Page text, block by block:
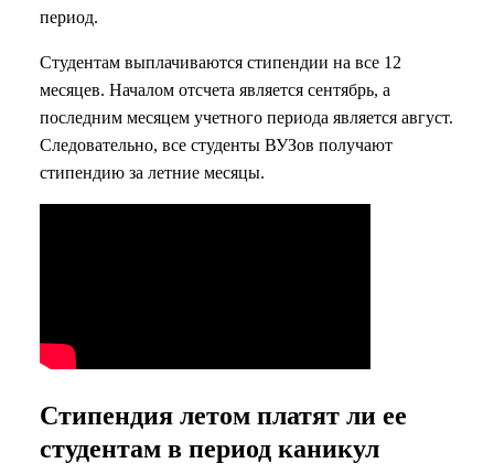
период.
Студентам выплачиваются стипендии на все 12
месяцев. Началом отсчета является сентябрь, а
последним месяцем учетного периода является август.
Следовательно, все студенты ВУЗов получают
стипендию за летние месяцы.
Стипендия летом платят ли ее
студентам в период каникул